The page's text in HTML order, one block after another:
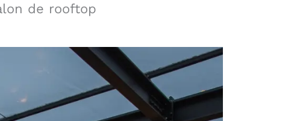
de rooftop